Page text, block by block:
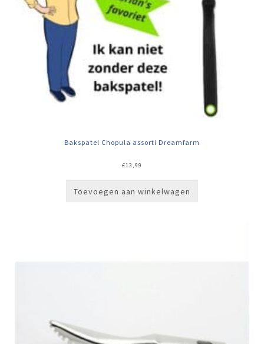
Bakspatel Chopula assorti Dreamfarm
€13,99
Toevoegen aan winkelwagen